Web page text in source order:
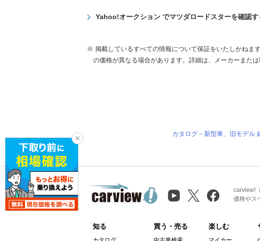
Yahoo!オークション でマツダロードスターを確認す
※ 掲載しているすべての情報について保証をいたしかねま
の価格が異なる場合があります。詳細は、メーカーまた
カタログ－新型車、旧モデル
carview!
価格やス
知る 買う・売る 楽しむ